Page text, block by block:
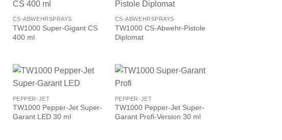
CS-ABWEHRSPRAYS
TW1000 Super-Gigant CS
400 ml
CS-ABWEHRSPRAYS
TW1000 CS-Abwehr-Pistole
Diplomat
PEPPER-JET
TW1000 Pepper-Jet Super-
Garant LED 30 ml
PEPPER-JET
TW1000 Pepper-Jet Super-
Garant Profi-Version 30 ml